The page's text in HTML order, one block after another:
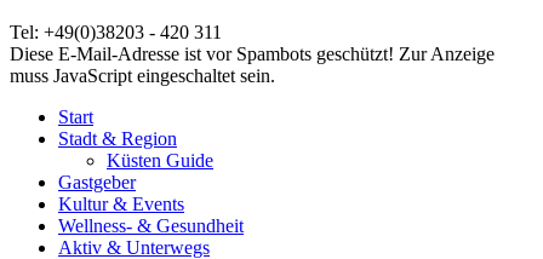
Tel: +49(0)38203 - 420 311
Diese E-Mail-Adresse ist vor Spambots geschützt! Zur Anzeige
muss JavaScript eingeschaltet sein.
Start
Stadt & Region
Küsten Guide
Gastgeber
Kultur & Events
Wellness- & Gesundheit
Aktiv & Unterwegs